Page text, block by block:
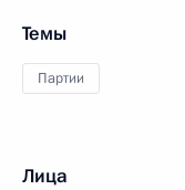
Темы
Партии
Лица